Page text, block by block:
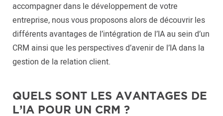
accompagner dans le développement de votre
entreprise, nous vous proposons alors de découvrir les
différents avantages de l’intégration de l’IA au sein d’un
CRM ainsi que les perspectives d’avenir de l’IA dans la
gestion de la relation client.
QUELS SONT LES AVANTAGES DE
L’IA POUR UN CRM ?